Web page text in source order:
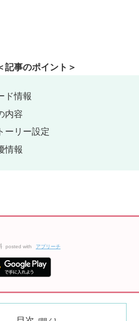
記事のポイント＞
ド情報
内容
ーリー設定
情報
posted with アプリーチ